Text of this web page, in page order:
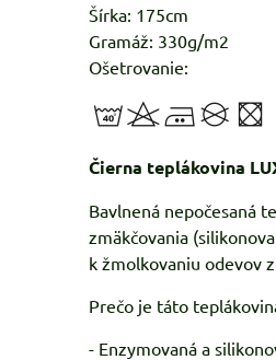
Šírka: 175cm
Gramáž: 330g/m2
Ošetrovanie:
Čierna teplákovina
Bavlnená nepočesaná
zmäkčovania
k žmolkovaniu odevov
Prečo je táto
- Enzymovaná a